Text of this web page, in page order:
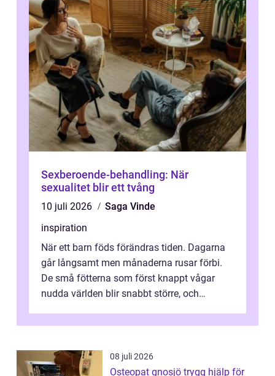
Sexberoende-behandling: När
sexualitet blir ett tvång
10 juli 2026
Saga Vinde
inspiration
När ett barn föds förändras tiden. Dagarna
går långsamt men månaderna rusar förbi.
De små fötterna som först knappt vågar
nudda världen blir snabbt större, och
08 juli 2026
Osteopat gnosjö trygg hjälp för